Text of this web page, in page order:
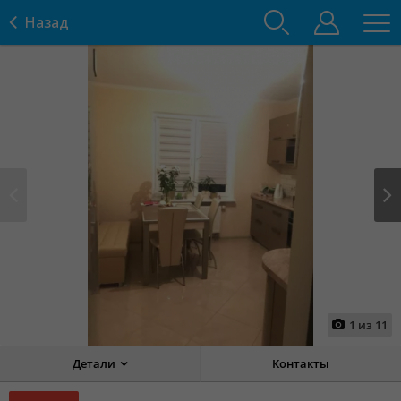
Назад
1 из 11
Детали Контакты